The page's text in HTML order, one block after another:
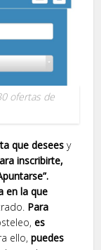
ofertas de
que desees y
inscribirte,
en la que
Para
es
ello,puedes